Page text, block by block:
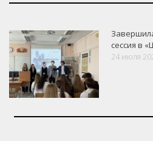
сессия в
24 июля